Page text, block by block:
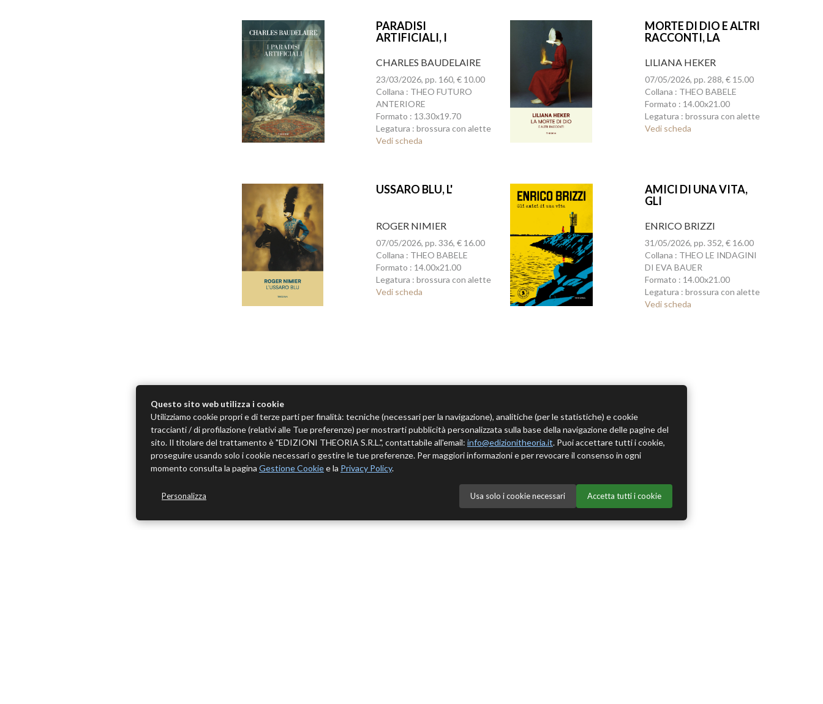
PARADISI
ARTIFICIALI, I
CHARLES BAUDELAIRE
23/03/2026, pp. 160, € 10.00
Collana : THEO FUTURO
ANTERIORE
Formato : 13.30x19.70
Legatura : brossura con alette
Vedi scheda
MORTE DI DIO E ALTRI
RACCONTI, LA
LILIANA HEKER
07/05/2026, pp. 288, € 15.00
Collana : THEO BABELE
Formato : 14.00x21.00
Legatura : brossura con alette
Vedi scheda
USSARO BLU, L'
ROGER NIMIER
07/05/2026, pp. 336, € 16.00
Collana : THEO BABELE
Formato : 14.00x21.00
Legatura : brossura con alette
Vedi scheda
AMICI DI UNA VITA,
GLI
ENRICO BRIZZI
31/05/2026, pp. 352, € 16.00
Collana : THEO LE INDAGINI
DI EVA BAUER
Formato : 14.00x21.00
Legatura : brossura con alette
Vedi scheda
Questo sito web utilizza i cookie
Utilizziamo cookie propri e di terze parti per finalità: tecniche (necessari per la navigazione), analitiche (per le statistiche) e cookie
traccianti / di profilazione (relativi alle Tue preferenze) per mostrarti pubblicità personalizzata sulla base della navigazione delle pagine del
sito. Il titolare del trattamento è "EDIZIONI THEORIA S.R.L.", contattabile all'email: info@edizionitheoria.it. Puoi accettare tutti i cookie,
proseguire usando solo i cookie necessari o gestire le tue preferenze. Per maggiori informazioni e per revocare il consenso in ogni
momento consulta la pagina Gestione Cookiee la Privacy Policy.
Personalizza Usa solo i cookie necessari Accetta tutti i cookie